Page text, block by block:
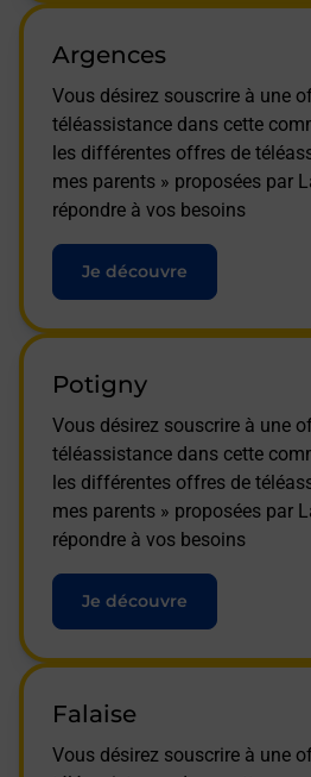
Argences
Vous désirez souscrire à une
téléassistance dans cette
les différentes offres de
mes parents » proposées par
répondre à vos besoins
Je découvre
Potigny
Vous désirez souscrire à une
téléassistance dans cette
les différentes offres de
mes parents » proposées par
répondre à vos besoins
Je découvre
Falaise
Vous désirez souscrire à une